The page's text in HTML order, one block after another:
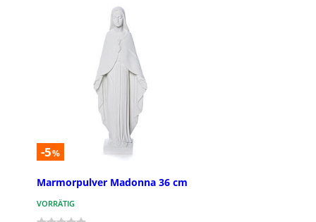
-5%
Marmorpulver Madonna 36 cm
VORRÄTIG